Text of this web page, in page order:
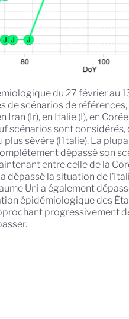
du 27 février au
de scénarios de références,
Iran (Ir), en Italie (I), en
scénarios sont considérés,
plus sévère (l’Italie). La
dépassé son
entre celle de la
dépassé la situation de
Uni a également
épidémiologique des
progressivement